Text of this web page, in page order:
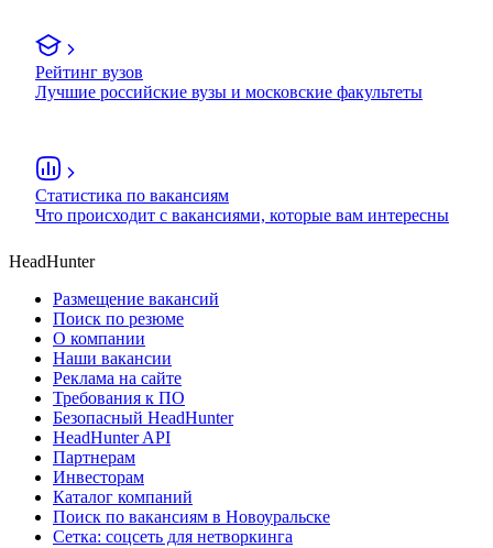
Рейтинг вузов
Лучшие российские вузы и московские факультеты
Статистика по вакансиям
Что происходит с вакансиями, которые вам интересны
HeadHunter
Размещение вакансий
Поиск по резюме
О компании
Наши вакансии
Реклама на сайте
Требования к ПО
Безопасный HeadHunter
HeadHunter API
Партнерам
Инвесторам
Каталог компаний
Поиск по вакансиям в Новоуральске
Сетка: соцсеть для нетворкинга